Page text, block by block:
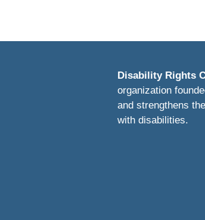
Disability Rights
organization
and strengthens
with disabilities.